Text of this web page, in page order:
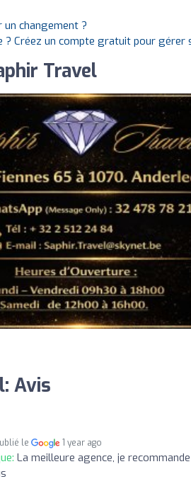
un changement ?
? Créez un compte gratuit pour gérer
Travel
Avis
le 1 year ago
La meilleure agence, je